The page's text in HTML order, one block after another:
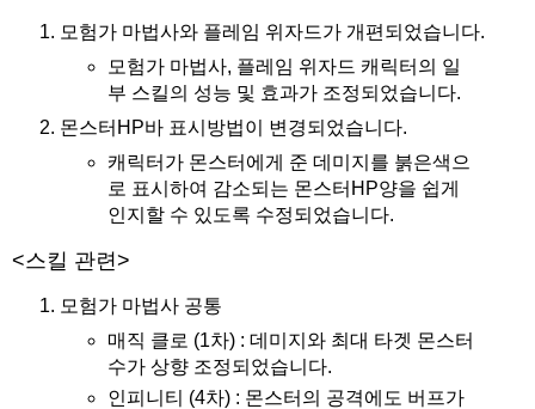
모험가 마법사와 플레임 위자드가 개편되었습니다.
모험가 마법사, 플레임 위자드 캐릭터의 일
부 스킬의 성능 및 효과가 조정되었습니다.
몬스터HP바 표시방법이 변경되었습니다.
캐릭터가 몬스터에게 준 데미지를 붉은색으
로 표시하여 감소되는 몬스터HP양을 쉽게
인지할 수 있도록 수정되었습니다.
<스킬 관련>
모험가 마법사 공통
매직 클로 (1차) : 데미지와 최대 타겟 몬스터
수가 상향 조정되었습니다.
인피니티 (4차) : 몬스터의 공격에도 버프가